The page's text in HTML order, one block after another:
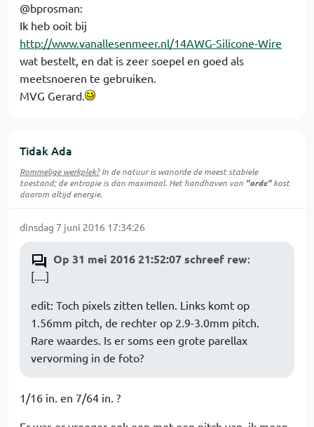
@bprosman:
Ik heb ooit bij
http://www.vanallesenmeer.nl/14AWG-Silicone-Wire
wat bestelt, en dat is zeer soepel en goed als
meetsnoeren te gebruiken.
MVG Gerard.
Tidak Ada
Rommelige werkplek?In de natuur iswanordede meest stabiele
toestand; de entropie is dan maximaal. Het handhaven van "orde"kost
daarom altijd energie.
dinsdag 7 juni 2016 17:34:26
Op 31 mei 2016 21:52:07 schreef rew:
[....]
edit: Toch pixels zitten tellen. Links komt op
1.56mm pitch, de rechter op 2.9-3.0mm pitch.
Rare waardes. Is er soms een grote parellax
vervorming in de foto?
1/16 in. en 7/64 in. ?